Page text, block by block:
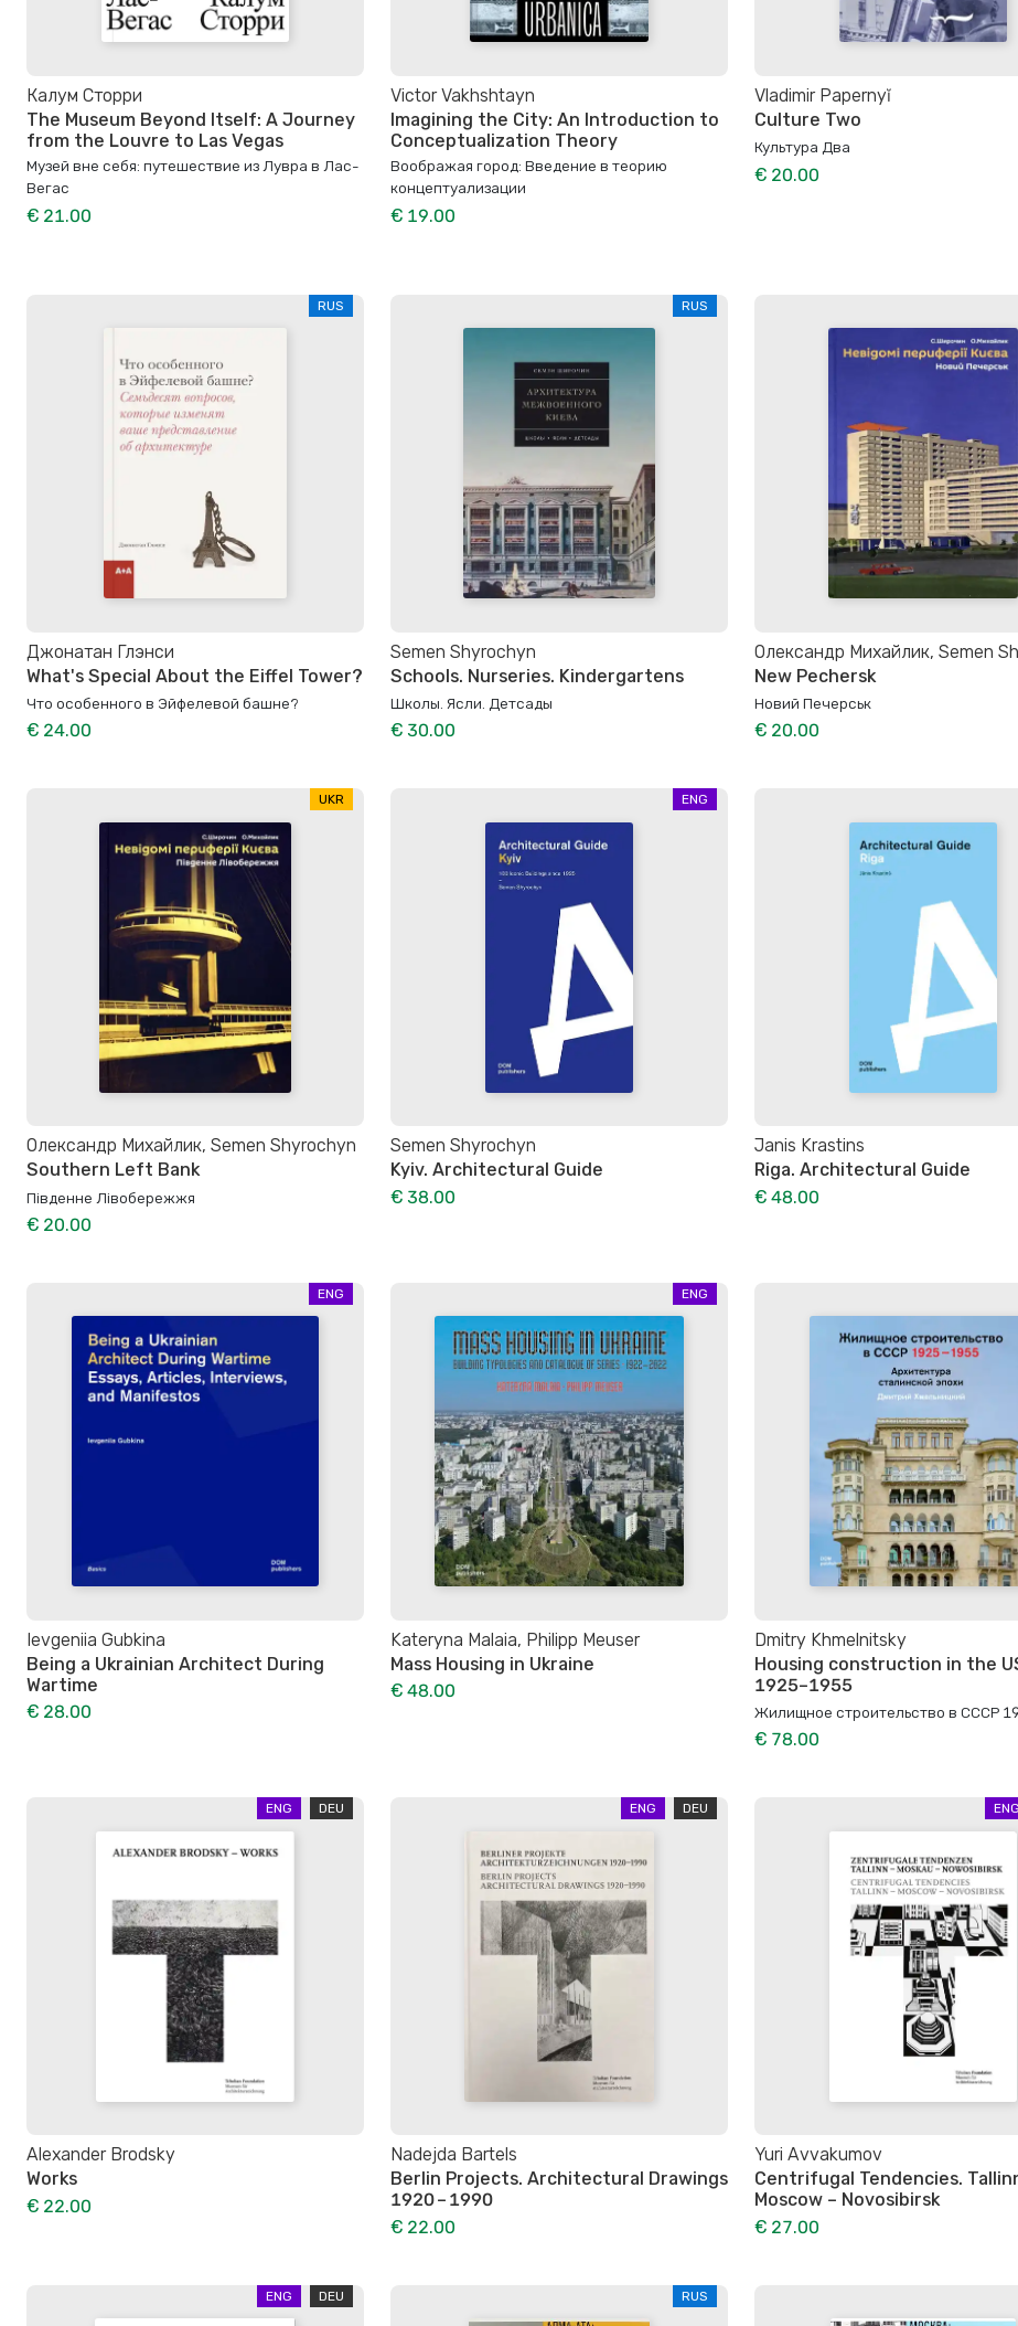
Калум Сторри
The Museum Beyond Itself: A Journey
from the Louvre to Las Vegas
Музей вне себя: путешествие из Лувра в Лас-
Вегас
€ 21.00
Victor Vakhshtayn
Imagining the City: An Introduction to
Conceptualization Theory
Воображая город: Введение в теорию
концептуализации
€ 19.00
Vladimir Papernyĭ
Culture Two
Культура Два
€ 20.00
RUS
Джонатан Глэнси
What's Special About the Eiffel Tower?
Что особенного в Эйфелевой башне?
€ 24.00
RUS
Semen Shyrochyn
Schools. Nurseries. Kindergartens
Школы. Ясли. Детсады
€ 30.00
Олександр Михайлик, Semen
New Pechersk
Новий Печерськ
€ 20.00
UKR
Олександр Михайлик, Semen Shyrochyn
Southern Left Bank
Південне Лівобережжя
€ 20.00
ENG
Semen Shyrochyn
Kyiv. Architectural Guide
€ 38.00
Janis Krastins
Riga. Architectural Guide
€ 48.00
ENG
Ievgeniia Gubkina
Being a Ukrainian Architect During
Wartime
€ 28.00
ENG
Kateryna Malaia, Philipp Meuser
Mass Housing in Ukraine
€ 48.00
Dmitry Khmelnitsky
Housing construction in the
1925–1955
Жилищное строительство в СССР
€ 78.00
ENG DEU
Alexander Brodsky
Works
€ 22.00
ENG DEU
Nadejda Bartels
Berlin Projects. Architectural Drawings
1920 – 1990
€ 22.00
ENG
Yuri Avvakumov
Centrifugal Tendencies.
Moscow – Novosibirsk
€ 27.00
ENG DEU RUS